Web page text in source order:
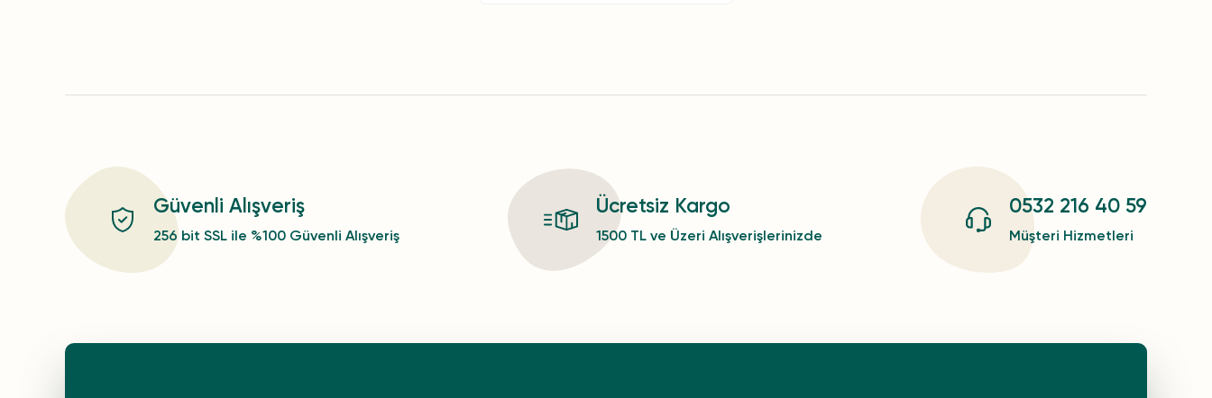
Güvenli Alışveriş
256 bit SSL ile %100 Güvenli Alışveriş
Ücretsiz Kargo
1500 TL ve Üzeri Alışverişlerinizde
0532 216 40 59
Müşteri Hizmetleri